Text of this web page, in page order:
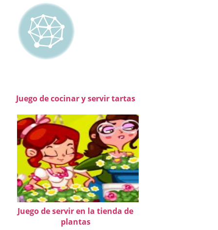
Juego de cocinar y servir tartas
Juego de servir en la tienda de
plantas